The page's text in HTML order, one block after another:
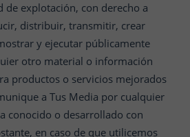
explotación, con derecho a
distribuir, transmitir, crear
y ejecutar públicamente
otro material o información
productos o servicios mejorados
a Tus Media por cualquier
conocido o desarrollado con
en caso de que utilicemos